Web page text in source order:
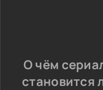
О чём
становится